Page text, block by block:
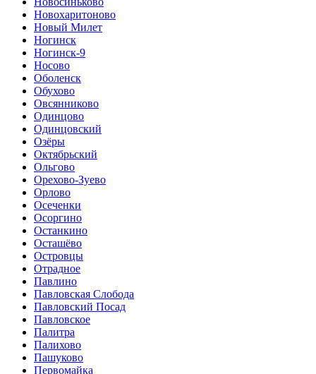
Новохаритоново
Новый Милет
Ногинск
Ногинск-9
Носово
Оболенск
Обухово
Овсянниково
Одинцово
Одинцовский
Озёры
Октябрьский
Ольгово
Орехово-Зуево
Орлово
Осеченки
Осоргино
Останкино
Осташёво
Островцы
Отрадное
Павлино
Павловская Слобода
Павловский Посад
Павловское
Палитра
Палихово
Пашуково
Первомайка